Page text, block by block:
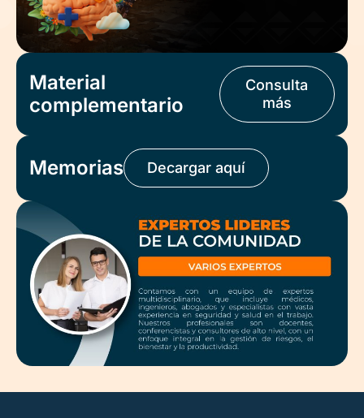
Material
complementario
Consulta
más
Memorias Decargar aquí